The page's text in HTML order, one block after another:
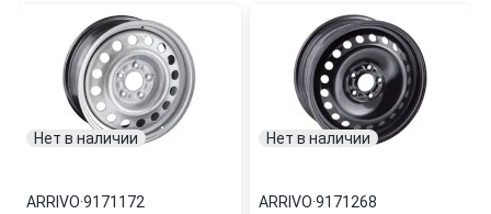
Нет в наличии
ARRIVO·9171172
Нет в наличии
ARRIVO·9171268